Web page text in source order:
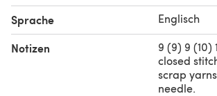
Sprache Englisch
Notizen
9 (9) 9 (10)
closed
scrap
needle.